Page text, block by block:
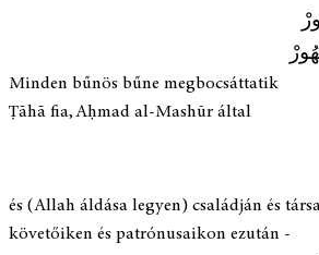
Minden bűnös bűne megbocsáttatik
Ṭāhā fia, Aḥmad al-Mashūr által
és (Allah áldása legyen) családján és
követőiken és patrónusaikon ezután -